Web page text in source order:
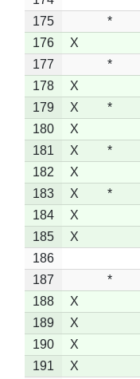
175
*
176
X
177
*
178
X
179
X *
180
X
181
X *
182
X
183
X *
184
X
185
X
186
187
*
188
X
189
X
190
X
191
X